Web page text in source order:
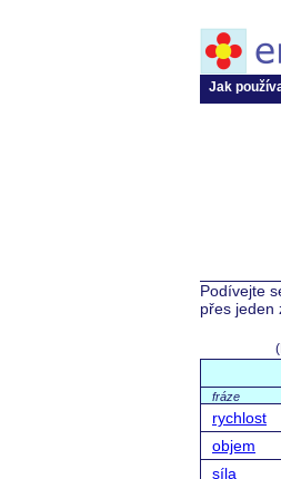
Jak
Podívejte
přes jeden
fráze
rychlost
objem
síla